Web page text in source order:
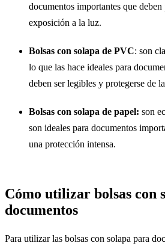
documentos importantes que deben
exposición a la luz.
Bolsas con solapa de PVC: son
lo que las hace ideales para
deben ser legibles y protegerse de
Bolsas con solapa de papel: son
son ideales para documentos
una protección intensa.
Cómo utilizar bolsas con
documentos
Para utilizar las bolsas con solapa para